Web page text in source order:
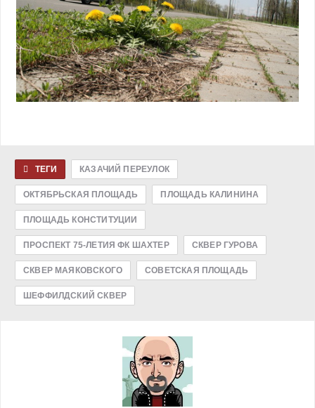
ТЕГИ КАЗАЧИЙ ПЕРЕУЛОК
ОКТЯБРЬСКАЯ ПЛОЩАДЬ ПЛОЩАДЬ КАЛИНИНА
ПЛОЩАДЬ КОНСТИТУЦИИ
ПРОСПЕКТ 75-ЛЕТИЯ ФК ШАХТЕР СКВЕР ГУРОВА
СКВЕР МАЯКОВСКОГО СОВЕТСКАЯ ПЛОЩАДЬ
ШЕФФИЛДСКИЙ СКВЕР